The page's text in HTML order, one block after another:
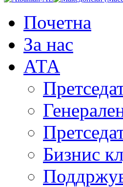
Почетна
За нас
АТА
Бизнис